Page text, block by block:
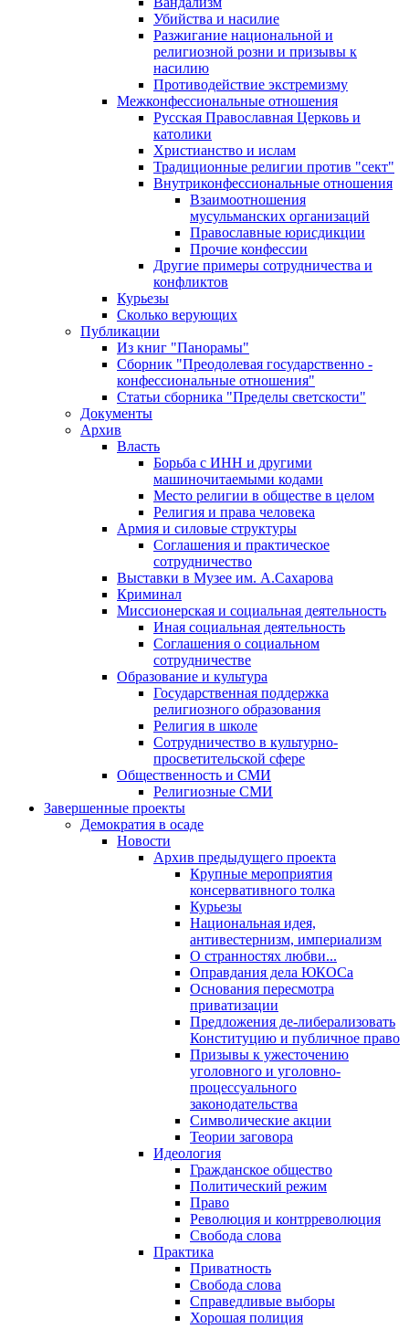
Убийства и насилие
Разжигание национальной и
религиозной розни и призывы к
насилию
Противодействие экстремизму
Межконфессиональные отношения
Русская Православная Церковь и
католики
Христианство и ислам
Традиционные религии против "сект"
Внутриконфессиональные отношения
Взаимоотношения
мусульманских организаций
Православные юрисдикции
Прочие конфессии
Другие примеры сотрудничества и
конфликтов
Курьезы
Сколько верующих
Публикации
Из книг "Панорамы"
Сборник "Преодолевая государственно -
конфессиональные отношения"
Статьи сборника "Пределы светскости"
Документы
Архив
Власть
Борьба с ИНН и другими
машиночитаемыми кодами
Место религии в обществе в целом
Религия и права человека
Армия и силовые структуры
Соглашения и практическое
сотрудничество
Выставки в Музее им. А.Сахарова
Криминал
Миссионерская и социальная деятельность
Иная социальная деятельность
Соглашения о социальном
сотрудничестве
Образование и культура
Государственная поддержка
религиозного образования
Религия в школе
Сотрудничество в культурно-
просветительской сфере
Общественность и СМИ
Религиозные СМИ
Завершенные проекты
Демократия в осаде
Новости
Архив предыдущего проекта
Крупные мероприятия
консервативного толка
Курьезы
Национальная идея,
антивестернизм, империализм
О странностях любви...
Оправдания дела ЮКОСа
Основания пересмотра
приватизации
Предложения де-либерализовать
Конституцию и публичное право
Призывы к ужесточению
уголовного и уголовно-
процессуального
законодательства
Символические акции
Теории заговора
Идеология
Гражданское общество
Политический режим
Право
Революция и контрреволюция
Свобода слова
Практика
Приватность
Свобода слова
Справедливые выборы
Хорошая полиция